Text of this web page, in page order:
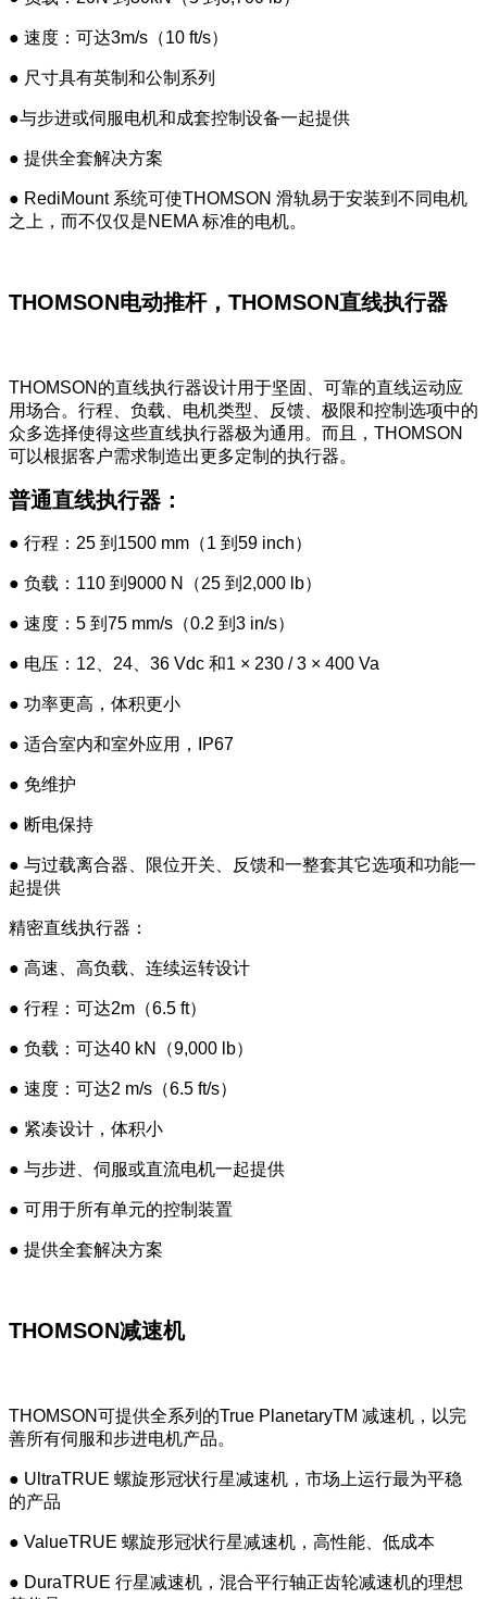
● 速度：可达3m/s（10 ft/s）
● 尺寸具有英制和公制系列
●与步进或伺服电机和成套控制设备一起提供
● 提供全套解决方案
● RediMount 系统可使THOMSON 滑轨易于安装到不同电机
之上，而不仅仅是NEMA 标准的电机。
THOMSON电动推杆，THOMSON直线执行器
THOMSON的直线执行器设计用于坚固、可靠的直线运动应
用场合。行程、负载、电机类型、反馈、极限和控制选项中的
众多选择使得这些直线执行器极为通用。而且，THOMSON
可以根据客户需求制造出更多定制的执行器。
普通直线执行器：
● 行程：25 到1500 mm（1 到59 inch）
● 负载：110 到9000 N（25 到2,000 lb）
● 速度：5 到75 mm/s（0.2 到3 in/s）
● 电压：12、24、36 Vdc 和1 × 230 / 3 × 400 Va
● 功率更高，体积更小
● 适合室内和室外应用，IP67
● 免维护
● 断电保持
● 与过载离合器、限位开关、反馈和一整套其它选项和功能一
起提供
精密直线执行器：
● 高速、高负载、连续运转设计
● 行程：可达2m（6.5 ft）
● 负载：可达40 kN（9,000 lb）
● 速度：可达2 m/s（6.5 ft/s）
● 紧凑设计，体积小
● 与步进、伺服或直流电机一起提供
● 可用于所有单元的控制装置
● 提供全套解决方案
THOMSON减速机
THOMSON可提供全系列的True PlanetaryTM 减速机，以完
善所有伺服和步进电机产品。
● UltraTRUE 螺旋形冠状行星减速机，市场上运行最为平稳
的产品
● ValueTRUE 螺旋形冠状行星减速机，高性能、低成本
● DuraTRUE 行星减速机，混合平行轴正齿轮减速机的理想